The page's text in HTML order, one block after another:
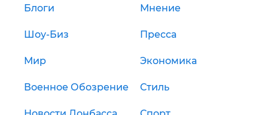
Блоги Мнение
Шоу-Биз Пресса
Мир Экономика
Военное Обозрение Стиль